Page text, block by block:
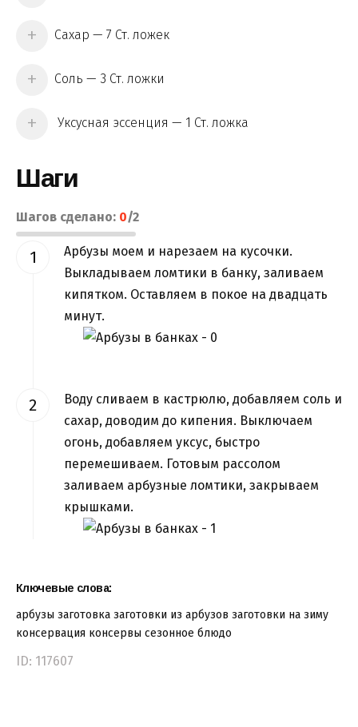
Сахар — 7 Ст. ложек
Соль — 3 Ст. ложки
Уксусная эссенция — 1 Ст. ложка
Шаги
Шагов сделано: 0/2
Арбузы моем и нарезаем на кусочки.
Выкладываем ломтики в банку, заливаем
кипятком. Оставляем в покое на двадцать
минут.
Воду сливаем в кастрюлю, добавляем соль и
сахар, доводим до кипения. Выключаем
огонь, добавляем уксус, быстро
перемешиваем. Готовым рассолом
заливаем арбузные ломтики, закрываем
крышками.
Ключевые слова:
арбузы заготовка заготовки из арбузов заготовки на зиму
консервация консервы сезонное блюдо
ID: 117607